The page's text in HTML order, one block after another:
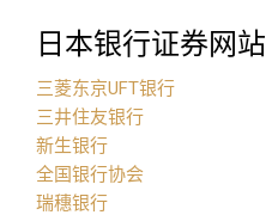
日本银行证券网站
三菱东京UFT银行
三井住友银行
新生银行
全国银行协会
瑞穗银行